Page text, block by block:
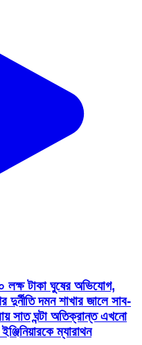
লক্ষ টাকা ঘুষের অভিযোগ,
দমন শাখার জালে সাব-
সাত ঘন্টা অতিক্রান্ত এখনো
ম্যারাথন